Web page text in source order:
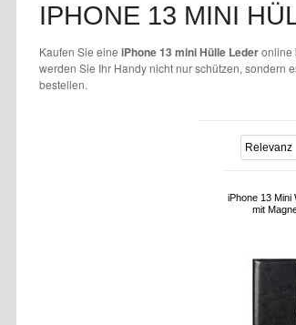
IPHONE 13 MINI
Kaufen Sie eine iPhone 13 mini Hülle Lederonline
werden Sie Ihr Handy nicht nur schützen, sondern
bestellen.
iPhone 13 Mini
mit